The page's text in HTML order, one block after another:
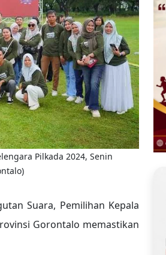
Pilkada 2024, Senin
Suara, Pemilihan Kepala
Gorontalo memastikan